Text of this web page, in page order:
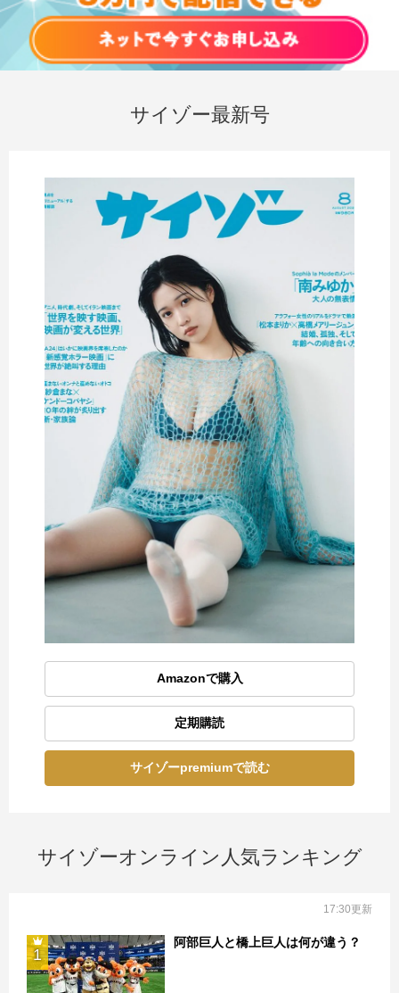
サイゾー最新号
Amazonで購入
定期購読
サイゾーpremiumで読む
サイゾーオンライン人気ランキング
17:30更新
1
阿部巨人と橋上巨人は何が違う？